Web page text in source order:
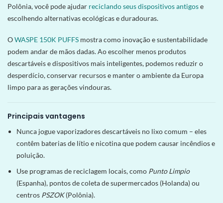
Polônia, você pode ajudar reciclando seus dispositivos antigose
escolhendo alternativas ecológicas e duradouras.
OWASPE 150K PUFFS mostra como inovação e sustentabilidade
podem andar de mãos dadas. Ao escolher menos produtos
descartáveis ​​e dispositivos mais inteligentes, podemos reduzir o
desperdício, conservar recursos e manter o ambiente da Europa
limpo para as gerações vindouras.
Principais vantagens
Nunca jogue vaporizadores descartáveis no lixo comum – eles
contêm baterias de lítio e nicotina que podem causar incêndios e
poluição.
Use programas de reciclagem locais, como Punto Limpio
(Espanha), pontos de coleta de supermercados (Holanda) ou
centros PSZOK(Polônia).